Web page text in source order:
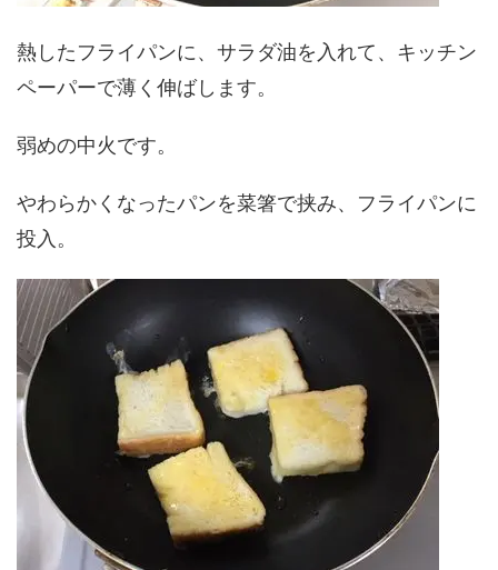
熱したフライパンに、サラダ油を入れて、キッチン
ペーパーで薄く伸ばします。
弱めの中火です。
やわらかくなったパンを菜箸で挟み、フライパンに
投入。